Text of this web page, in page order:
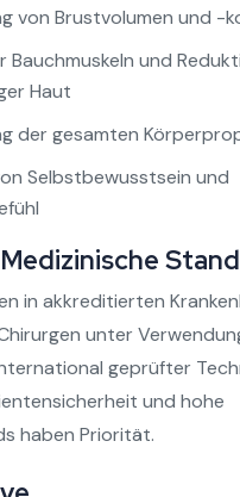
von Brustvolumen und -
Bauchmuskeln und
Haut
der gesamten
Selbstbewusstsein und
in akkreditierten
unter
geprüfter
und hohe
haben Priorität.